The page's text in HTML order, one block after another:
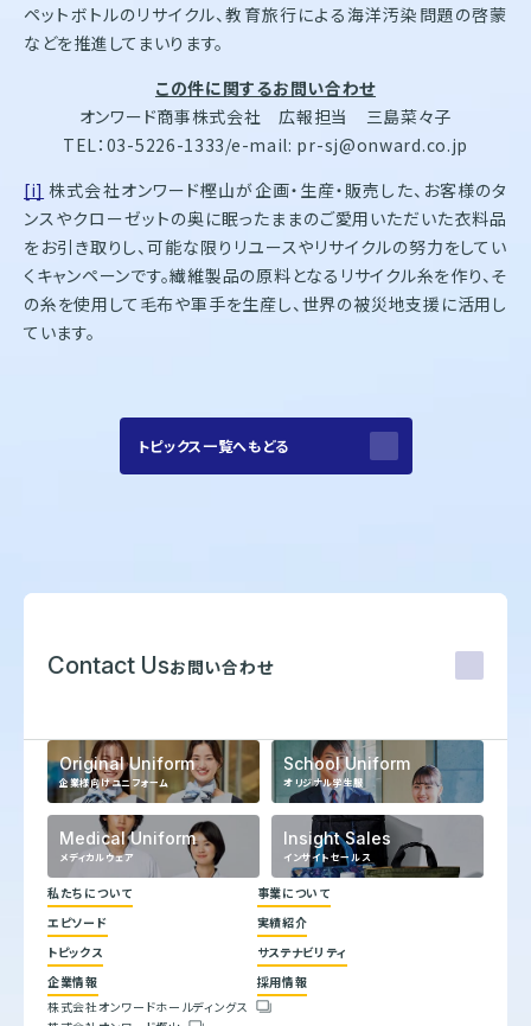
ペットボトルのリサイクル、教育旅行による海洋汚染問題の啓蒙
などを推進してまいります。
この件に関するお問い合わせ
オンワード商事株式会社 広報担当 三島菜々子
TEL：03-5226-1333/e-mail: pr-sj@onward.co.jp
[i] 株式会社オンワード樫山が企画・生産・販売した、お客様のタ
ンスやクローゼットの奥に眠ったままのご愛用いただいた衣料品
をお引き取りし、可能な限りリユースやリサイクルの努力をしてい
くキャンペーンです。繊維製品の原料となるリサイクル糸を作り、そ
の糸を使用して毛布や軍手を生産し、世界の被災地支援に活用し
ています。
トピックス一覧へもどる
Contact Usお問い合わせ
Original Uniform
企業様向けユニフォーム
School Uniform
オリジナル学生服
Medical Uniform
メディカルウェア
Insight Sales
インサイトセールス
私たちについて
代表メッセージ
企業理念
ヒストリー
事業について
エピソード
実績紹介
トピックス
サステナビリティ
トップコミットメント
企業情報
採用情報
株式会社オンワードホールディングス